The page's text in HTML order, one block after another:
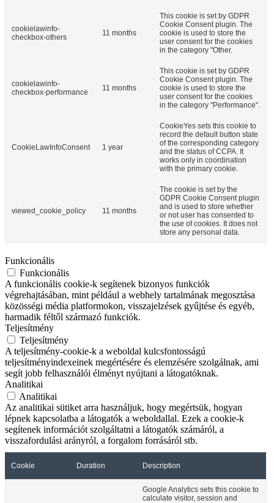
cookielawinfo-
checkbox-others
11 months
This cookie is set by GDPR
Cookie Consent plugin. The
cookie is used to store the
user consent for the cookies
in the category "Other.
cookielawinfo-
checkbox-performance
11 months
This cookie is set by GDPR
Cookie Consent plugin. The
cookie is used to store the
user consent for the cookies
in the category "Performance".
CookieLawInfoConsent 1 year
CookieYes sets this cookie to
record the default button state
of the corresponding category
and the status of CCPA. It
works only in coordination
with the primary cookie.
viewed_cookie_policy 11 months
The cookie is set by the
GDPR Cookie Consent plugin
and is used to store whether
or not user has consented to
the use of cookies. It does not
store any personal data.
Funkcionális
Funkcionális
A funkcionális cookie-k segítenek bizonyos funkciók
végrehajtásában, mint például a webhely tartalmának megosztása
közösségi média platformokon, visszajelzések gyűjtése és egyéb,
harmadik féltől származó funkciók.
Teljesítmény
Teljesítmény
A teljesítmény-cookie-k a weboldal kulcsfontosságú
teljesítményindexeinek megértésére és elemzésére szolgálnak, ami
segít jobb felhasználói élményt nyújtani a látogatóknak.
Analitikai
Analitikai
Az analitikai sütiket arra használjuk, hogy megértsük, hogyan
lépnek kapcsolatba a látogatók a weboldallal. Ezek a cookie-k
segítenek információt szolgáltatni a látogatók számáról, a
visszafordulási arányról, a forgalom forrásáról stb.
Cookie Duration Description
Google Analytics sets this cookie to
calculate visitor, session and